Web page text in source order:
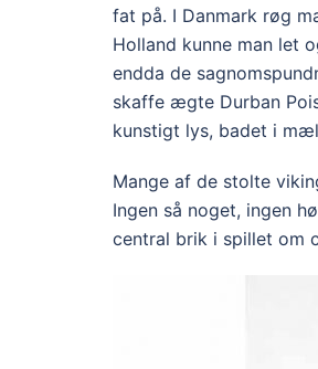
fat på. I Danmark røg
Holland kunne man let
endda de
skaffe ægte Durban
kunstigt lys, badet i
Mange af de stolte
Ingen så noget, ingen
central brik i spillet om